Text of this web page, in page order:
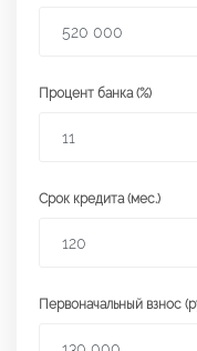
Процент банка (%)
Срок кредита (мес.)
Первоначальный взнос